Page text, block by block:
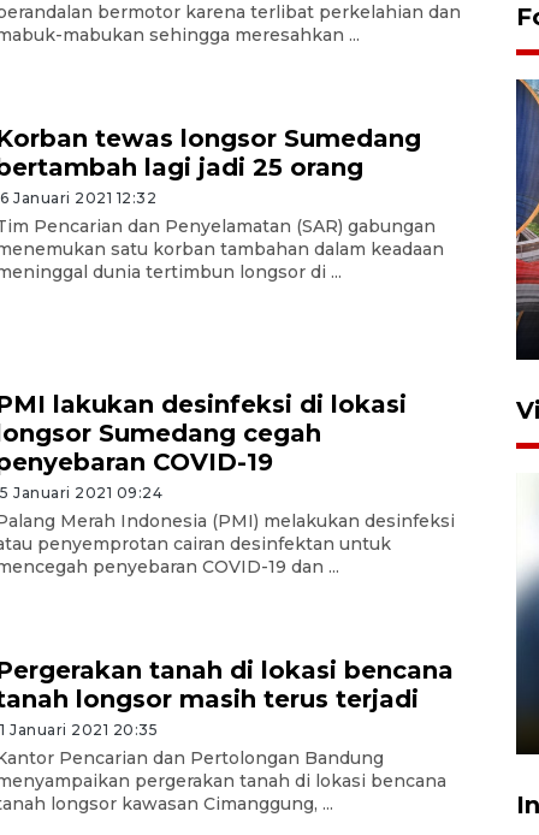
bermotor karena terlibat perkelahian dan
mabukan sehingga meresahkan ...
tewas longsor Sumedang
lagi jadi 25 orang
Januari 2021 12:32
Pencarian dan Penyelamatan (SAR) gabungan
satu korban tambahan dalam keadaan
dunia tertimbun longsor di ...
lakukan desinfeksi di lokasi
Sumedang cegah
COVID-19
Januari 2021 09:24
Merah Indonesia (PMI) melakukan desinfeksi
penyemprotan cairan desinfektan untuk
penyebaran COVID-19 dan ...
tanah di lokasi bencana
longsor masih terus terjadi
Januari 2021 20:35
Pencarian dan Pertolongan Bandung
pergerakan tanah di lokasi bencana
longsor kawasan Cimanggung, ...
Komisi V DPR tinjau
perlintasan sebidang di
Pelanggan Filaha Farm setia
sampai 8 tahan?
1 Juni 2026 05:47